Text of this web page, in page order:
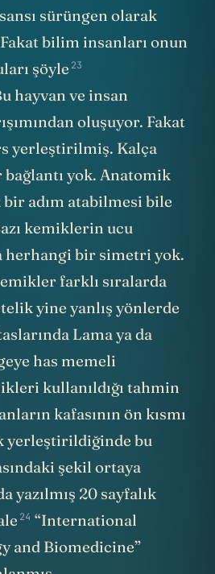
sürüngen olarak
Fakat bilim insanları onun
şöyle 23
hayvan ve insan
oluşuyor. Fakat
yerleştirilmiş. Kalça
yok. Anatomik
adım atabilmesi bile
kemiklerin ucu
herhangi bir simetri yok.
farklı sıralarda
yine yanlış yönlerde
Lama ya da
has memeli
kullanıldığı tahmin
kafasının ön kısmı
yerleştirildiğinde bu
şekil ortaya
yazılmış 20 sayfalık
24 “International
and Biomedicine”